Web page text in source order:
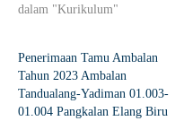
dalam "Kurikulum"
Penerimaan Tamu Ambalan
Tahun 2023 Ambalan
Tandualang-Yadiman 01.003-
01.004 Pangkalan Elang Biru